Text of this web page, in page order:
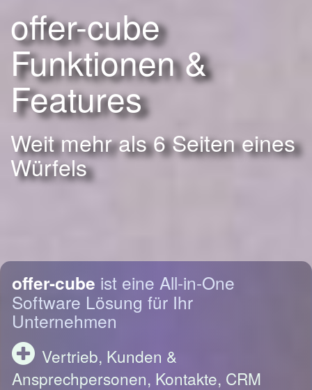
offer-cube
Funktionen &
Features
Weit mehr als 6 Seiten eines
Würfels
offer-cube ist eine All-in-One
Software Lösung für Ihr
Unternehmen
Vertrieb, Kunden &
Ansprechpersonen, Kontakte, CRM